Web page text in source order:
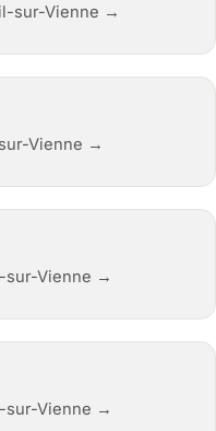
sur-Vienne →
Vienne →
sur-Vienne →
sur-Vienne →